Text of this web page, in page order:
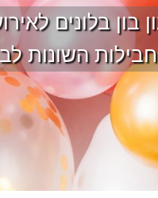
בון בלונים
השונות